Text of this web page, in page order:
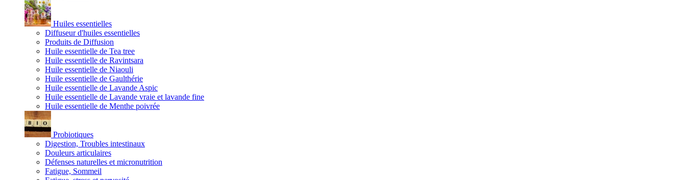
Huiles essentielles
Diffuseur d'huiles essentielles
Produits de Diffusion
Huile essentielle de Tea tree
Huile essentielle de Ravintsara
Huile essentielle de Niaouli
Huile essentielle de Gaulthérie
Huile essentielle de Lavande Aspic
Huile essentielle de Lavande vraie et lavande fine
Huile essentielle de Menthe poivrée
Probiotiques
Digestion, Troubles intestinaux
Douleurs articulaires
Défenses naturelles et micronutrition
Fatigue, Sommeil